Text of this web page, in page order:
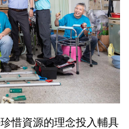
惜資源的理念投入輔具